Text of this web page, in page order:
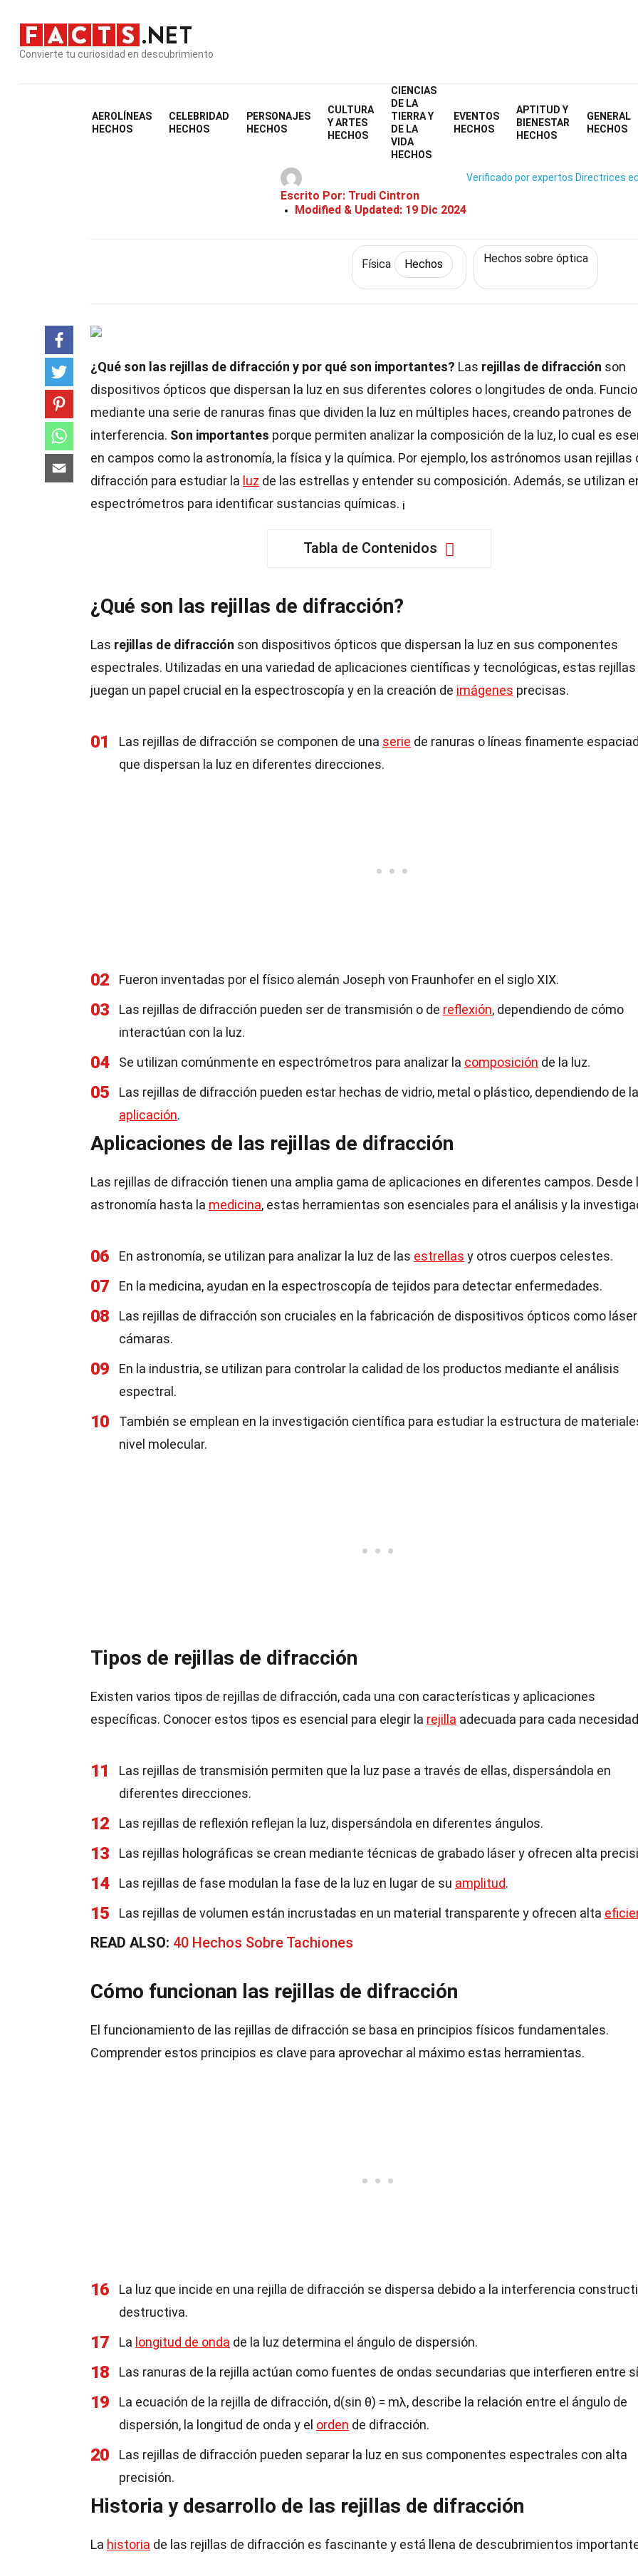
Convierte tu curiosidad en descubrimiento
AEROLÍNEAS
HECHOS
CELEBRIDAD
HECHOS
PERSONAJES
HECHOS
CULTURA
Y ARTES
HECHOS
CIENCIAS
DE LA
TIERRA Y
DE LA
VIDA
HECHOS
EVENTOS
HECHOS
APTITUD Y
BIENESTAR
HECHOS
GENERAL
HECHOS
Home Ciencia
36 Hechos Sobre Rejillas De
Escrito Por: Trudi Cintron
Modified & Updated: 19 Dic 2024
Verificado por expertos Directrices
Física Hechos Hechos sobre óptica
¿Qué son las rejillas de difracción y por qué son importantes? Las rejillas de difracción son
dispositivos ópticos que dispersan la luz en sus diferentes colores o longitudes de onda.
mediante una serie de ranuras finas que dividen la luz en múltiples haces, creando patrones de
interferencia. Son importantes porque permiten analizar la composición de la luz, lo cual es
en campos como la astronomía, la física y la química. Por ejemplo, los astrónomos usan rejillas
difracción para estudiar la luz de las estrellas y entender su composición. Además, se utilizan
espectrómetros para identificar sustancias químicas. ¡
Tabla de Contenidos
¿Qué son las rejillas de difracción?
Las rejillas de difracción son dispositivos ópticos que dispersan la luz en sus componentes
espectrales. Utilizadas en una variedad de aplicaciones científicas y tecnológicas, estas rejillas
juegan un papel crucial en la espectroscopía y en la creación de imágenes precisas.
01 Las rejillas de difracción se componen de una serie de ranuras o líneas finamente
que dispersan la luz en diferentes direcciones.
02 Fueron inventadas por el físico alemán Joseph von Fraunhofer en el siglo XIX.
03 Las rejillas de difracción pueden ser de transmisión o de reflexión, dependiendo de cómo
interactúan con la luz.
04 Se utilizan comúnmente en espectrómetros para analizar la composición de la luz.
05
Las rejillas de difracción pueden estar hechas de vidrio, metal o plástico, dependiendo de la
aplicación.
Aplicaciones de las rejillas de difracción
Las rejillas de difracción tienen una amplia gama de aplicaciones en diferentes campos. Desde
astronomía hasta la medicina, estas herramientas son esenciales para el análisis y la
06 En astronomía, se utilizan para analizar la luz de las estrellas y otros cuerpos celestes.
07 En la medicina, ayudan en la espectroscopía de tejidos para detectar enfermedades.
08
Las rejillas de difracción son cruciales en la fabricación de dispositivos ópticos como
cámaras.
09
En la industria, se utilizan para controlar la calidad de los productos mediante el análisis
espectral.
10
También se emplean en la investigación científica para estudiar la estructura de
nivel molecular.
Tipos de rejillas de difracción
Existen varios tipos de rejillas de difracción, cada una con características y aplicaciones
específicas. Conocer estos tipos es esencial para elegir la rejilla adecuada para cada
11
Las rejillas de transmisión permiten que la luz pase a través de ellas, dispersándola en
diferentes direcciones.
12 Las rejillas de reflexión reflejan la luz, dispersándola en diferentes ángulos.
13 Las rejillas holográficas se crean mediante técnicas de grabado láser y ofrecen alta
14 Las rejillas de fase modulan la fase de la luz en lugar de su amplitud.
15 Las rejillas de volumen están incrustadas en un material transparente y ofrecen alta
READ ALSO: 40 Hechos Sobre Tachiones
Cómo funcionan las rejillas de difracción
El funcionamiento de las rejillas de difracción se basa en principios físicos fundamentales.
Comprender estos principios es clave para aprovechar al máximo estas herramientas.
16
La luz que incide en una rejilla de difracción se dispersa debido a la interferencia
destructiva.
17 La longitud de onda de la luz determina el ángulo de dispersión.
18 Las ranuras de la rejilla actúan como fuentes de ondas secundarias que interfieren entre
19
La ecuación de la rejilla de difracción, d(sin θ) = mλ, describe la relación entre el ángulo de
dispersión, la longitud de onda y el orden de difracción.
20
Las rejillas de difracción pueden separar la luz en sus componentes espectrales con alta
precisión.
Historia y desarrollo de las rejillas de difracción
La historia de las rejillas de difracción es fascinante y está llena de descubrimientos